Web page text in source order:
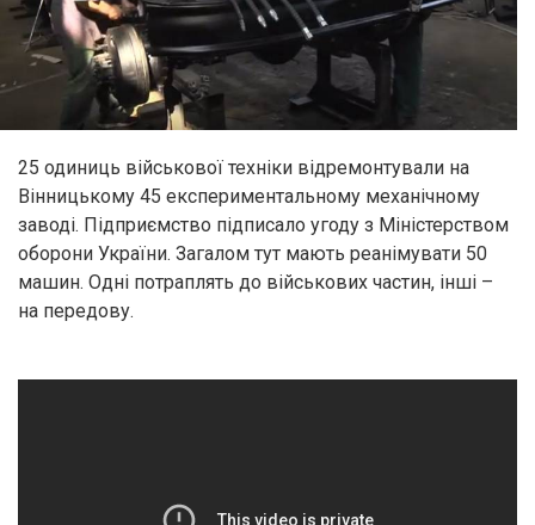
25 одиниць військової техніки відремонтували на
Вінницькому 45 експериментальному механічному
заводі. Підприємство підписало угоду з Міністерством
оборони України. Загалом тут мають реанімувати 50
машин. Одні потраплять до військових частин, інші –
на передову.